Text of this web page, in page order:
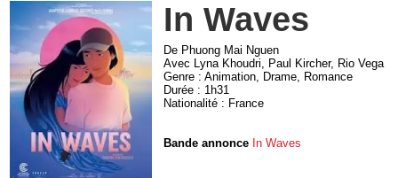
Economie
Services
Contacts
In Waves
De Phuong Mai Nguen
Avec Lyna Khoudri, Paul Kircher, Rio Vega
Genre : Animation, Drame, Romance
Durée : 1h31
Nationalité : France
Bande annonce In Waves